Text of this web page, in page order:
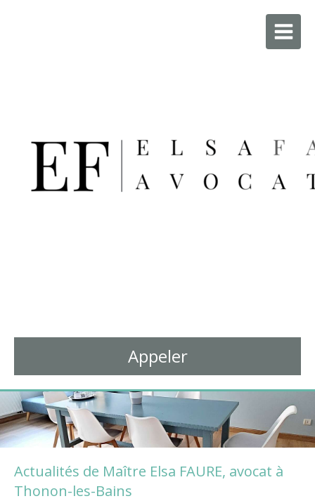
Appeler
Actualités de Maître Elsa FAURE, avocat à
Thonon-les-Bains